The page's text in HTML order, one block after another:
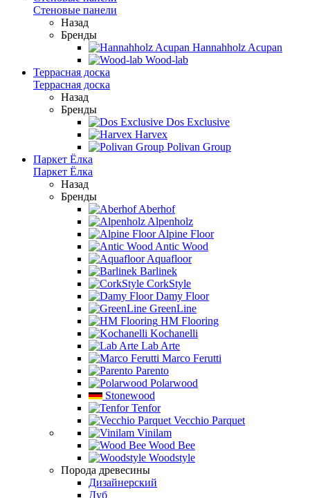
Стеновые панели
Назад
Бренды
Hannahholz Acupan
Wood-lab
Террасная доска
Террасная доска
Назад
Бренды
Dos Exclusive
Harvex
Polivan Group
Паркет Ёлка
Паркет Ёлка
Назад
Бренды
Aberhof
Alpenholz
Alpine Floor
Antic Wood
Aquafloor
Barlinek
CorkStyle
Damy Floor
GreenLine
HM Flooring
Kochanelli
Lab Arte
Marco Ferutti
Parento
Polarwood
Stonewood
Tenfor
Vecchio Parquet
Vinilam
Wood Bee
Woodstyle
Порода древесины
Дизайнерский
Дуб